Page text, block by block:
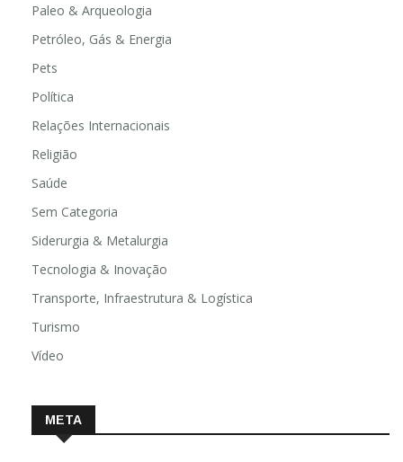
Paleo & Arqueologia
Petróleo, Gás & Energia
Pets
Política
Relações Internacionais
Religião
Saúde
Sem Categoria
Siderurgia & Metalurgia
Tecnologia & Inovação
Transporte, Infraestrutura & Logística
Turismo
Vídeo
META